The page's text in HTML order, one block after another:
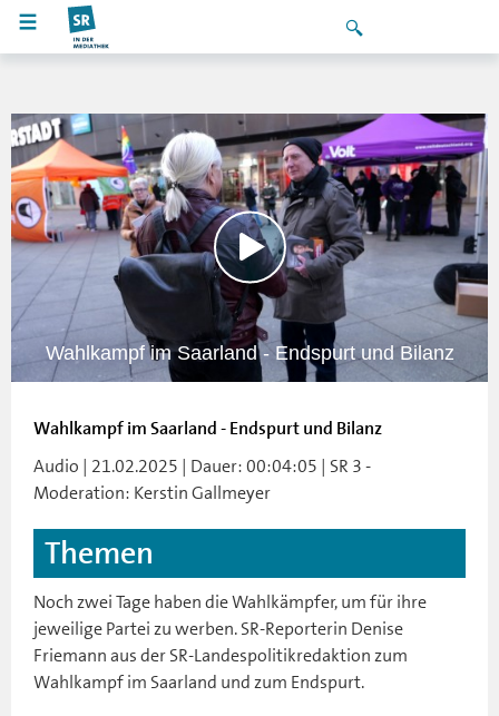
Wahlkampf im Saarland - Endspurt und Bilanz
Wahlkampf im Saarland - Endspurt und Bilanz
Audio | 21.02.2025 | Dauer: 00:04:05 | SR 3 -
Moderation: Kerstin Gallmeyer
Themen
Noch zwei Tage haben die Wahlkämpfer, um für ihre
jeweilige Partei zu werben. SR-Reporterin Denise
Friemann aus der SR-Landespolitikredaktion zum
Wahlkampf im Saarland und zum Endspurt.